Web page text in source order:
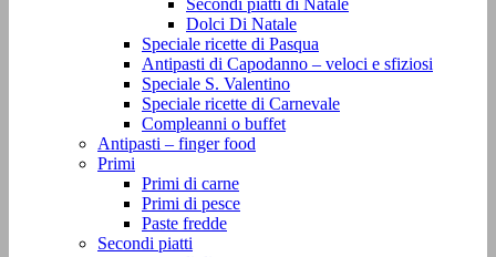
Secondi piatti di Natale
Dolci Di Natale
Speciale ricette di Pasqua
Antipasti di Capodanno – veloci e sfiziosi
Speciale S. Valentino
Speciale ricette di Carnevale
Compleanni o buffet
Antipasti – finger food
Primi
Primi di carne
Primi di pesce
Paste fredde
Secondi piatti